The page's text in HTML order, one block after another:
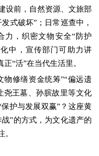
设前，自然资源、文旅部
式破坏”；日常巡查中，
力，织密文物安全“防护
中，宣传部门可助力讲
“活”在当代生活里。
物修缮资金统筹”“偏远遗
尧王墓、孙膑故里等文化
护与发展双赢”？这座黄
”的方式，为文化遗产的
。